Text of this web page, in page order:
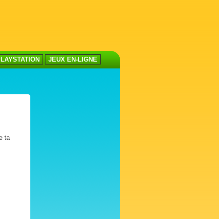
JEUX EN-LIGNE
ta